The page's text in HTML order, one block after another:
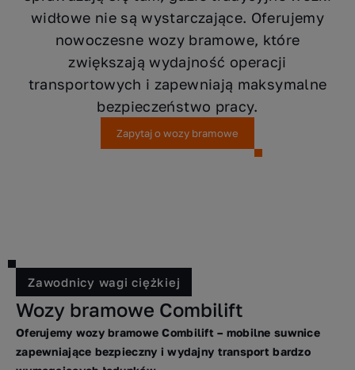
widłowe nie są wystarczające. Oferujemy
nowoczesne wozy bramowe, które
zwiększają wydajność operacji
transportowych i zapewniają maksymalne
bezpieczeństwo pracy.
Zapytaj o wozy bramowe
Zawodnicy wagi ciężkiej
Wozy bramowe Combilift
Oferujemy wozy bramowe Combilift – mobilne suwnice
zapewniające bezpieczny i wydajny transport bardzo